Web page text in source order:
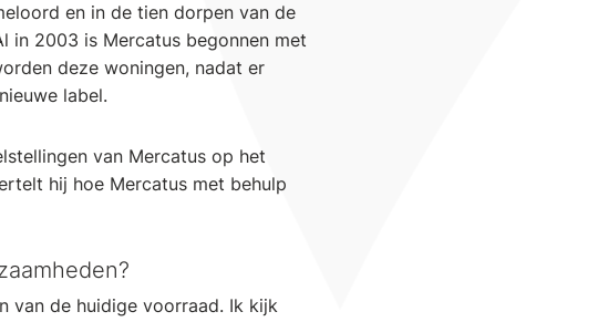
en in de tien dorpen van de
in 2003 is Mercatus begonnen met
deze woningen, nadat er
label.
van Mercatus op het
hij hoe Mercatus met behulp
van de huidige voorraad. Ik kijk